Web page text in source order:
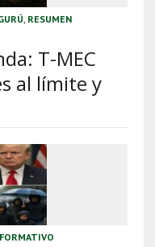
, RESUMEN
T-MEC
al límite y